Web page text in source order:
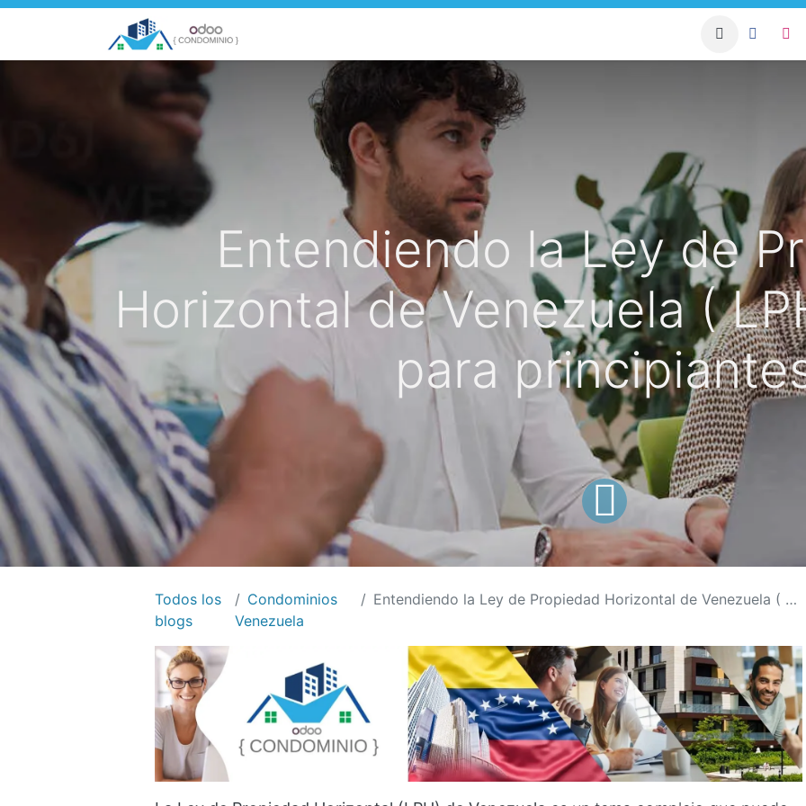
Asesorías para
Entendiendo la Ley de
Horizontal de Venezuela (
para
Todos los
blogs
Condominios
Venezuela
Entendiendo la Ley de Propiedad Horizontal de Venezuela ( LPH ): Una guía para principiantes